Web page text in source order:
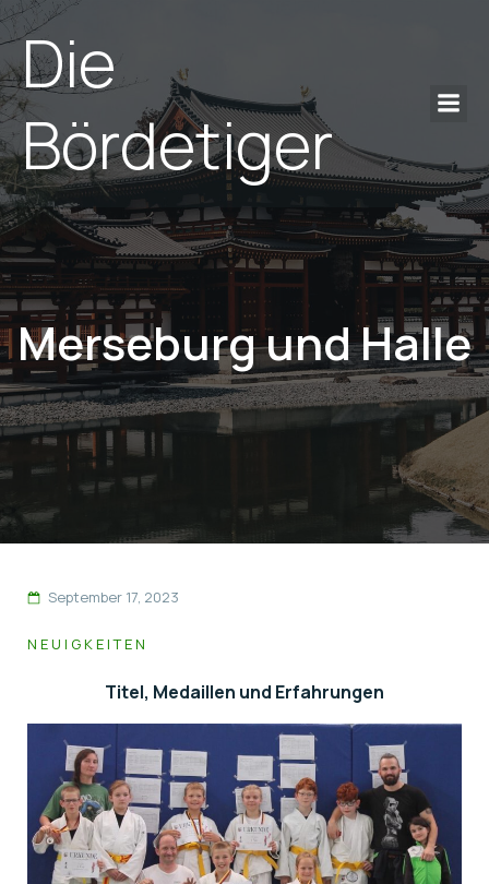
Die
Bördetiger
Merseburg und Halle
September 17, 2023
NEUIGKEITEN
Titel, Medail­len und Erfah­run­gen